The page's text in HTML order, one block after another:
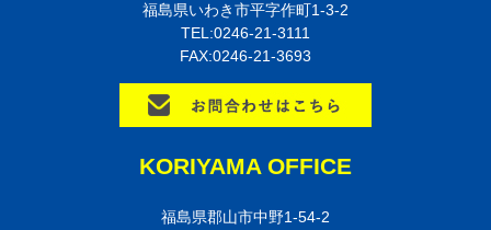
福島県いわき市平字作町1-3-2
TEL:0246-21-3111
FAX:0246-21-3693
KORIYAMA OFFICE
福島県郡山市中野1-54-2